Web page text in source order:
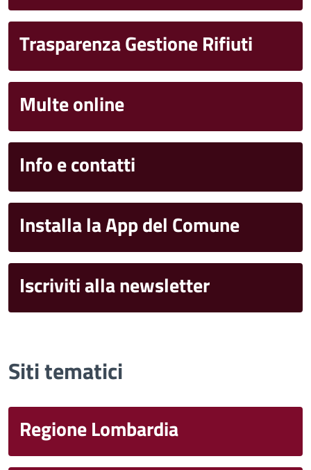
Trasparenza Gestione Rifiuti
Multe online
Info e contatti
Installa la App del Comune
Iscriviti alla newsletter
Siti tematici
Regione Lombardia